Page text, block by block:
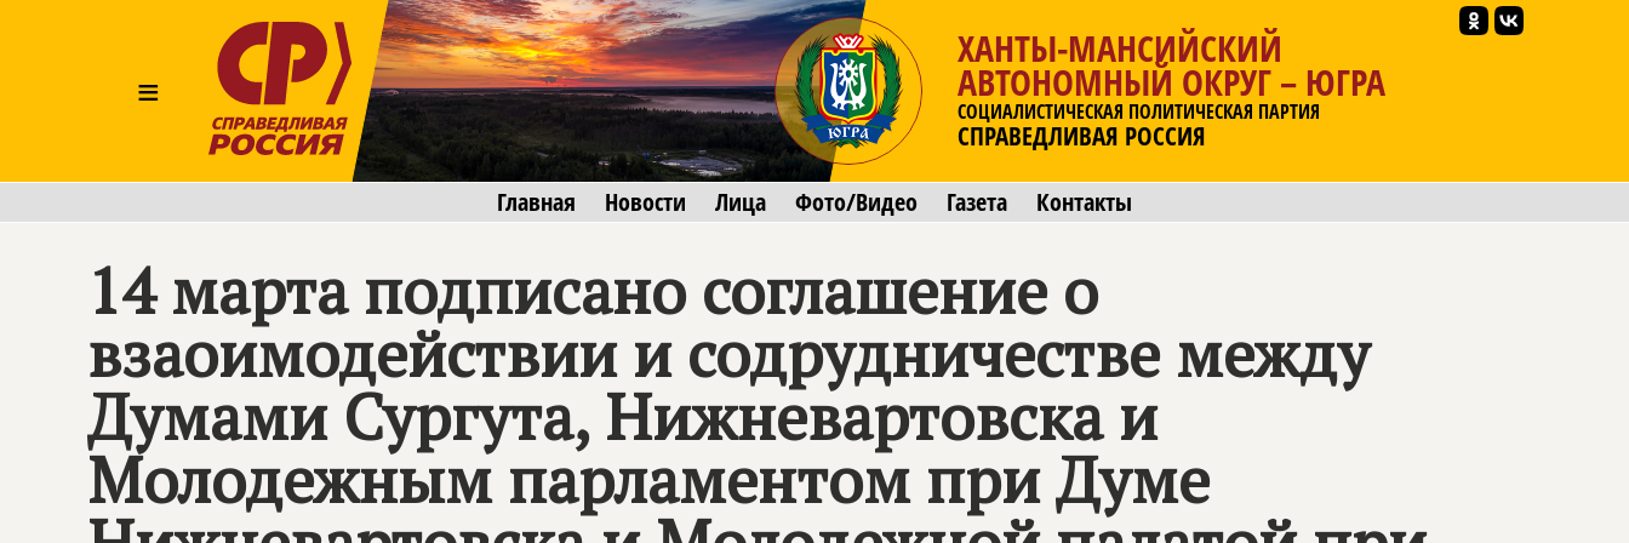
≡
ХАНТЫ-МАНСИЙСКИЙ
АВТОНОМНЫЙ ОКРУГ – ЮГРА
СОЦИАЛИСТИЧЕСКАЯ ПОЛИТИЧЕСКАЯ ПАРТИЯ
СПРАВЕДЛИВАЯ РОССИЯ
Главная Новости Лица Фото/Видео Газета Контакты
14 марта подписано соглашение о
взаоимодействии и содрудничестве между
Думами Сургута, Нижневартовска и
Молодежным парламентом при Думе